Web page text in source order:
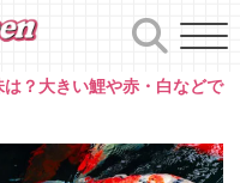
は？大きい鯉や赤・白などで